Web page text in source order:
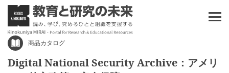
商品カタログ
Digital National Security Archive：アメリ